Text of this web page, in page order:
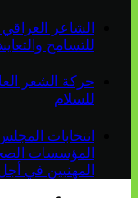
الشاعر
للتسامح
حركة الشعر
للسلام
انتخابات
المؤسسات
المهنيين في أجل